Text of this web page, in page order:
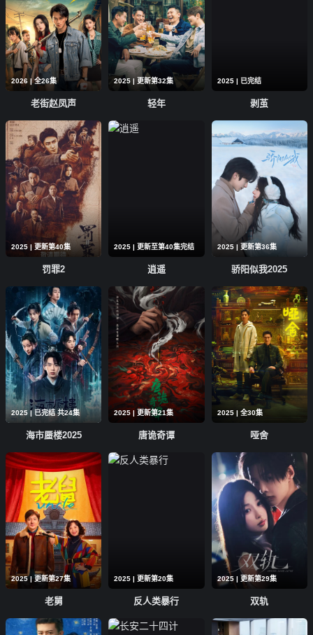
第07集 第06集
第04集 第03集
第01集
2026 | 全26集
老街赵凤声
2025 | 更新第32集
轻年
2025 | 已完结
剥茧
2025 | 更新第40集
罚罪2
2025 | 更新至第40集完结
逍遥
2025 | 更新第36集
骄阳似我2025
2025 | 已完结 共24集
海市蜃楼2025
2025 | 更新第21集
唐诡奇谭
2025 | 全30集
哑舍
2025 | 更新第27集
老舅
2025 | 更新第20集
反人类暴行
2025 | 更新第29集
双轨